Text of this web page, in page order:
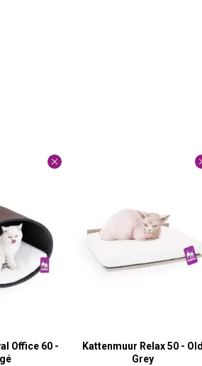
Office 60 -
Kattenmuur Relax 50 - Old
Grey